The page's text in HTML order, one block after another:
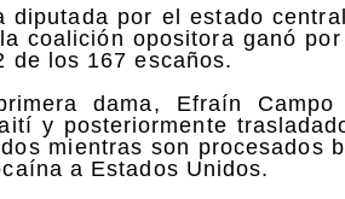
diputada por el estado
coalición opositora ganó
de los 167 escaños.
dama, Efraín Campo
y posteriormente
mientras son procesados
a Estados Unidos.